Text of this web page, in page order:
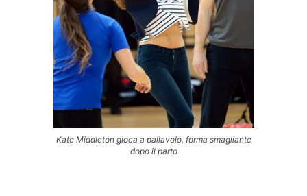
Kate Middleton gioca a pallavolo, forma smagliante
dopo il parto